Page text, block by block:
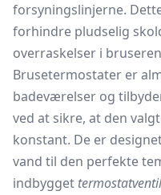
forsyningslinjerne.
forhindre pludselig
overraskelser i
Brusetermostater er
badeværelser og
ved at sikre, at den
konstant. De er
vand til den perfekte
indbygget termostatventil